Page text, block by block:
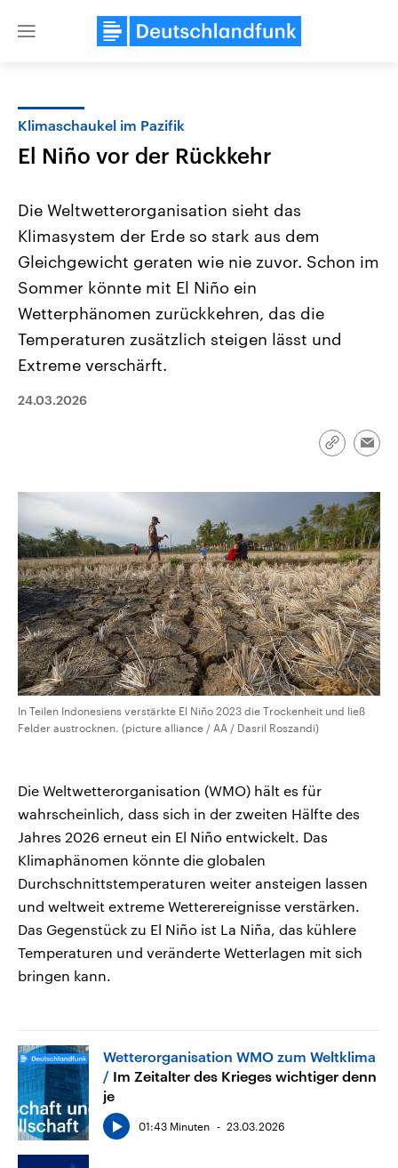
Close
Landtagswahl Sachsen-Anhalt
Alle Informationen
Sachsen-Anhalt wählt am 6.
September 2026 einen neuen
Bundesland von einer Koalition aus
CDU, SPD und FDP regiert.-
USA
Aktuelle Beiträge,
Hintergründe
Wirtschaftlich und
Audio-Archiv
Klimaschaukel im Pazifik
El Niño vor der Rückkehr
Die Weltwetterorganisation sieht das
Klimasystem der Erde so stark aus dem
Gleichgewicht geraten wie nie zuvor. Schon im
Sommer könnte mit El Niño ein
Wetterphänomen zurückkehren, das die
Temperaturen zusätzlich steigen lässt und
Extreme verschärft.
24.03.2026
Link
In Teilen Indonesiens verstärkte El Niño 2023 die Trockenheit und ließ
Felder austrocknen. (picture alliance / AA / Dasril Roszandi)
Die Weltwetterorganisation (WMO) hält es für
wahrscheinlich, dass sich in der zweiten Hälfte des
Jahres 2026 erneut ein El Niño entwickelt. Das
Klimaphänomen könnte die globalen
Durchschnittstemperaturen weiter ansteigen lassen
und weltweit extreme Wetterereignisse verstärken.
Das Gegenstück zu El Niño ist La Niña, das kühlere
Temperaturen und veränderte Wetterlagen mit sich
bringen kann.
Wetterorganisation WMO zum Weltklima
Im Zeitalter des Krieges wichtiger denn
je
01:43 Minuten 23.03.2026